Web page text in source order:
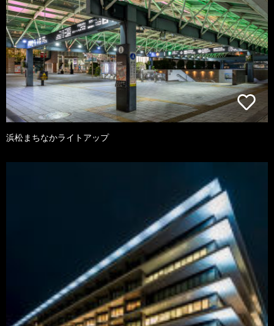
浜松まちなかライトアップ